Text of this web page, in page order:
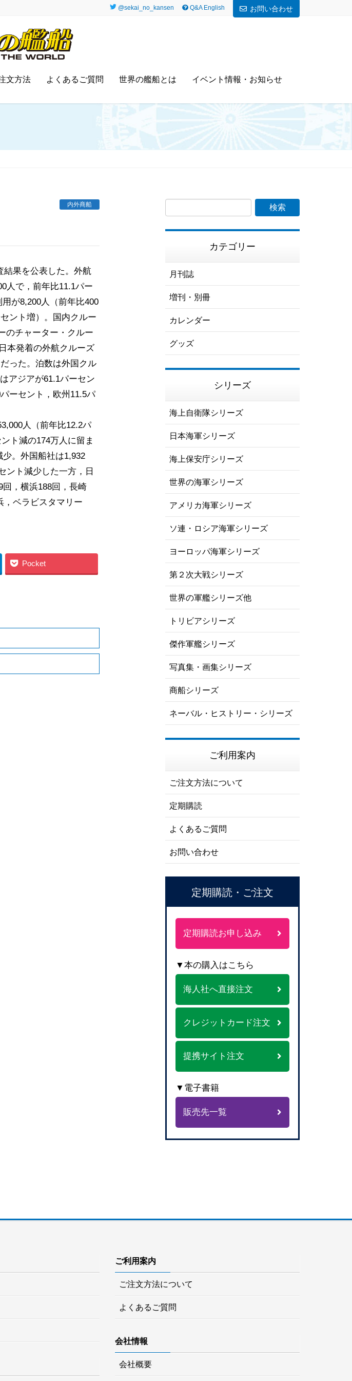
@sekai_no_kansen Q&A English お問い合わせ
文方法 よくあるご質問 世界の艦船とは イベント情報・お知らせ
内外商船
果を公表した。外航
人で，前年比11.1パー
が8,200人（前年比400
ント増）。国内クルー
のチャーター・クルー
本発着の外航クルーズ
った。泊数は外国クル
アジアが61.1パーセン
ーセント，欧州11.5パ
人（前年比12.2パ
ト減の174万人に留ま
。外国船社は1,932
ント減少した一方，日
，横浜188回，長崎
，ベラビスタマリー
Pocket
カテゴリー
月刊誌
増刊・別冊
カレンダー
グッズ
シリーズ
海上自衛隊シリーズ
日本海軍シリーズ
海上保安庁シリーズ
世界の海軍シリーズ
アメリカ海軍シリーズ
ソ連・ロシア海軍シリーズ
ヨーロッパ海軍シリーズ
第２次大戦シリーズ
世界の軍艦シリーズ他
トリビアシリーズ
傑作軍艦シリーズ
写真集・画集シリーズ
商船シリーズ
ネーバル・ヒストリー・シリーズ
ご利用案内
ご注文方法について
定期購読
よくあるご質問
お問い合わせ
定期購読・ご注文
定期購読お申し込み
▼本の購入はこちら
海人社へ直接注文
クレジットカード注文
提携サイト注文
▼電子書籍
販売先一覧
ご利用案内
ご注文方法について
よくあるご質問
会社情報
会社概要